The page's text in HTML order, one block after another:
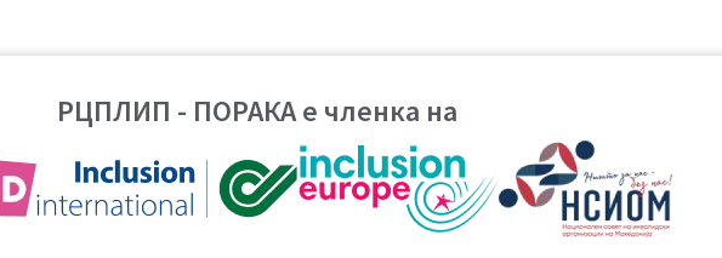
РЦПЛИП - ПОРАКА е членка на